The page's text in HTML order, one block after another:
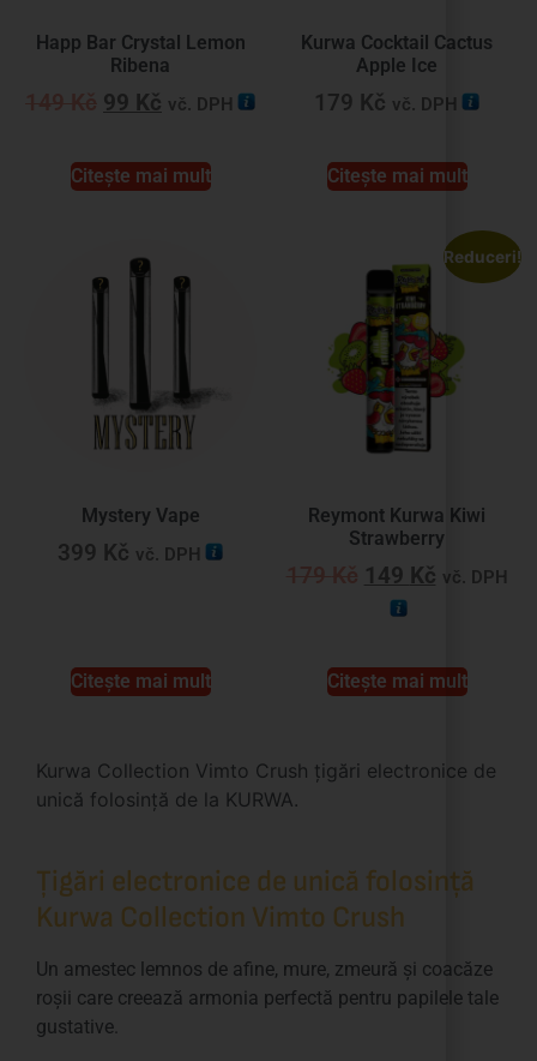
Happ Bar Crystal Lemon
Ribena
99 Kč vč. DPH
Citește mai mult
Kurwa Cocktail Cactus
Apple Ice
179 Kč vč. DPH
Citește mai mult
Mystery Vape
399 Kč vč. DPH
Citește mai mult
Reduceri!
Reymont Kurwa Kiwi
Strawberry
149 Kč vč. DPH
Citește mai mult
Kurwa Collection Vimto Crush țigări electronice de
unică folosință de la KURWA.
Țigări electronice de unică folosință
Kurwa Collection Vimto Crush
Un amestec lemnos de afine, mure, zmeură și coacăze
roșii care creează armonia perfectă pentru papilele tale
gustative.